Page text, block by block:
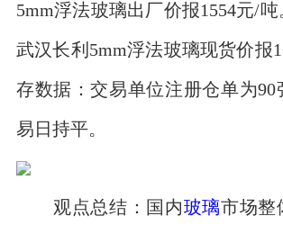
5mm浮法玻璃出厂价报1554元/吨
武汉长利5mm浮法玻璃现货价报
存数据：交易单位注册仓单为90
易日持平。
观点总结：国内玻璃市场整